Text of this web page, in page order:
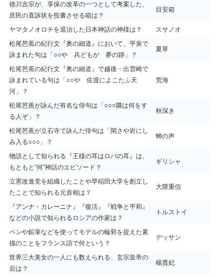
徳川吉宗が、享保の改革の一つとして考案した、
庶民の直訴状を投書させる箱は？
目安箱
ヤマタノオロチを退治した日本神話の神様は？
スサノオ
松尾芭蕉の紀行文『奥の細道』において、平泉で
詠まれた句は「○○や 兵どもが 夢の跡」？
夏草
松尾芭蕉の紀行文『奥の細道』で越後・出雲崎で
詠まれている句は「○○や 佐渡によこたふ天
河」？
荒海
松尾芭蕉が詠んだ有名な俳句は「○○○隣は何をす
る人ぞ」？
秋深き
松尾芭蕉が立石寺で詠んだ俳句は「閑さや岩にし
み入る○○○」？
蝉の声
物語として知られる『王様の耳はロバの耳』は、
もともと”何”神話のエピソード？
ギリシャ
立憲改進党を組織したことや早稲田大学を創立し
たことで知られる元首相は？
大隈重信
『アンナ・カレーニナ』『復活』『戦争と平和』
などの小説で知られるロシアの作家は？
トルストイ
ペンや鉛筆などを使ってモデルの輪郭を捉えた素
描のことをフランス語で何という？
デッサン
世界三大美女の一人にも数えられる、玄宗皇帝の
后は？
楊貴妃